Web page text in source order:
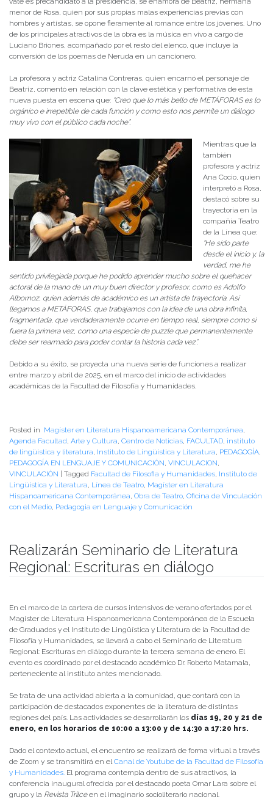
menor de Rosa, quien por sus propias malas experiencias previas con
hombres y artistas, se opone fieramente al romance entre los jóvenes. Uno
de los principales atractivos de la obra es la música en vivo a cargo de
Luciano Briones, acompañado por el resto del elenco, que incluye la
conversión de los poemas de Neruda en un cancionero.
La profesora y actriz Catalina Contreras, quien encarnó el personaje de
Beatriz, comentó en relación con la clave estética y performativa de esta
nueva puesta en escena que: “Creo que lo más bello de METÁFORAS es lo
orgánico e irrepetible de cada función y como esto nos permite un diálogo
muy vivo con el público cada noche”.
Mientras que la
también
profesora y actriz
Ana Cocio, quien
interpretó a Rosa,
destacó sobre su
trayectoria en la
compañía Teatro
de la Línea que:
“He sido parte
desde el inicio y, la
verdad, me he
sentido privilegiada porque he podido aprender mucho sobre el quehacer
actoral de la mano de un muy buen director y profesor, como es Adolfo
Albornoz, quien además de académico es un artista de trayectoria. Así
llegamos a METÁFORAS, que trabajamos con la idea de una obra infinita,
fragmentada, que verdaderamente ocurre en tiempo real, siempre como si
fuera la primera vez, como una especie de puzzle que permanentemente
debe ser rearmado para poder contar la historia cada vez”.
Debido a su éxito, se proyecta una nueva serie de funciones a realizar
entre marzo y abril de 2025, en el marco del inicio de actividades
académicas de la Facultad de Filosofía y Humanidades.
Posted in Magíster en Literatura Hispanoamericana Contemporánea,
Agenda Facultad, Arte y Cultura, Centro de Noticias, FACULTAD, instituto
de lingüistica y literatura, Instituto de Lingüística y Literatura, PEDAGOGÍA,
PEDAGOGÍA EN LENGUAJE Y COMUNICACIÓN, VINCULACION,
VINCULACIÓN
Tagged Facultad de Filosofia y Humanidades, Instituto de
Lingüística y Literatura, Línea de Teatro, Magíster en Literatura
Hispanoamericana Contemporánea, Obra de Teatro, Oficina de Vinculación
con el Medio, Pedagogia en Lenguaje y Comunicación
Realizarán Seminario de Literatura
Regional: Escrituras en diálogo
En el marco de la cartera de cursos intensivos de verano ofertados por el
Magíster de Literatura Hispanoamericana Contemporánea de la Escuela
de Graduados y el Instituto de Lingüística y Literatura de la Facultad de
Filosofía y Humanidades, se llevará a cabo el Seminario de Literatura
Regional: Escrituras en diálogo durante la tercera semana de enero. El
evento es coordinado por el destacado académico Dr. Roberto Matamala,
perteneciente al instituto antes mencionado.
Se trata de una actividad abierta a la comunidad, que contará con la
participación de destacados exponentes de la literatura de distintas
regiones del país. Las actividades se desarrollarán los días 19, 20 y 21 de
enero, en los horarios de 10:00 a 13:00 y de 14:30 a 17:20 hrs.
Dado el contexto actual, el encuentro se realizará de forma virtual a través
de Zoom y se transmitirá en elCanal de Youtube de la Facultad de Filosofía
y Humanidades. El programa contempla dentro de sus atractivos, la
conferencia inaugural ofrecida por el destacado poeta Omar Lara sobre el
grupo y la Revista Trilceen el imaginario socioliterario nacional.